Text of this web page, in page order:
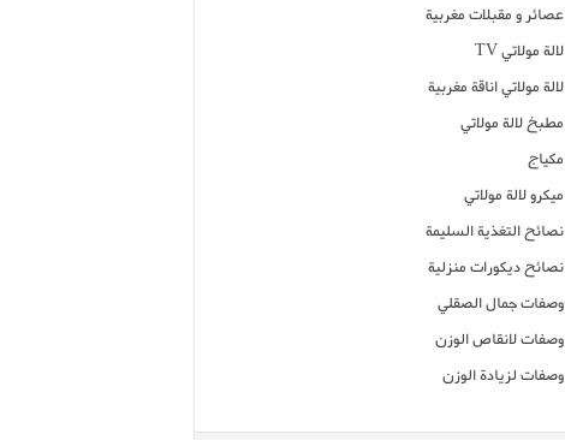
عصائر و مقبلات مغربية
لالة مولاتي TV
لالة مولاتي اناقة مغربية
مطبخ لالة مولاتي
مكياج
ميكرو لالة مولاتي
نصائح التغذية السليمة
نصائح ديكورات منزلية
وصفات جمال الصقلي
وصفات لانقاص الوزن
وصفات لزيادة الوزن